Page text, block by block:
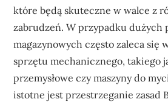
które będą skuteczne w walce z
zabrudzeń. W przypadku dużych
magazynowych często zaleca się
sprzętu mechanicznego, takiego
przemysłowe czy maszyny do
istotne jest przestrzeganie zasad